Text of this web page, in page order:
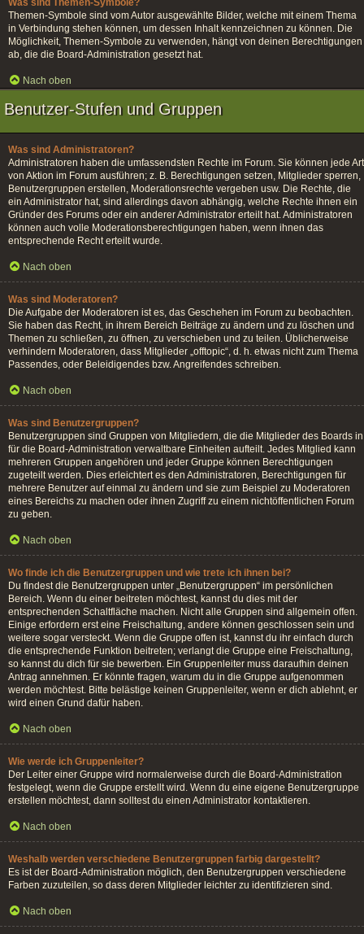
Was sind Themen-Symbole?
Themen-Symbole sind vom Autor ausgewählte Bilder, welche mit einem Thema
in Verbindung stehen können, um dessen Inhalt kennzeichnen zu können. Die
Möglichkeit, Themen-Symbole zu verwenden, hängt von deinen Berechtigungen
ab, die die Board-Administration gesetzt hat.
Nach oben
Benutzer-Stufen und Gruppen
Was sind Administratoren?
Administratoren haben die umfassendsten Rechte im Forum. Sie können jede Art
von Aktion im Forum ausführen; z. B. Berechtigungen setzen, Mitglieder sperren,
Benutzergruppen erstellen, Moderationsrechte vergeben usw. Die Rechte, die
ein Administrator hat, sind allerdings davon abhängig, welche Rechte ihnen ein
Gründer des Forums oder ein anderer Administrator erteilt hat. Administratoren
können auch volle Moderationsberechtigungen haben, wenn ihnen das
entsprechende Recht erteilt wurde.
Nach oben
Was sind Moderatoren?
Die Aufgabe der Moderatoren ist es, das Geschehen im Forum zu beobachten.
Sie haben das Recht, in ihrem Bereich Beiträge zu ändern und zu löschen und
Themen zu schließen, zu öffnen, zu verschieben und zu teilen. Üblicherweise
verhindern Moderatoren, dass Mitglieder „offtopic“, d. h. etwas nicht zum Thema
Passendes, oder Beleidigendes bzw. Angreifendes schreiben.
Nach oben
Was sind Benutzergruppen?
Benutzergruppen sind Gruppen von Mitgliedern, die die Mitglieder des Boards in
für die Board-Administration verwaltbare Einheiten aufteilt. Jedes Mitglied kann
mehreren Gruppen angehören und jeder Gruppe können Berechtigungen
zugeteilt werden. Dies erleichtert es den Administratoren, Berechtigungen für
mehrere Benutzer auf einmal zu ändern und sie zum Beispiel zu Moderatoren
eines Bereichs zu machen oder ihnen Zugriff zu einem nichtöffentlichen Forum
zu geben.
Nach oben
Wo finde ich die Benutzergruppen und wie trete ich ihnen bei?
Du findest die Benutzergruppen unter „Benutzergruppen“ im persönlichen
Bereich. Wenn du einer beitreten möchtest, kannst du dies mit der
entsprechenden Schaltfläche machen. Nicht alle Gruppen sind allgemein offen.
Einige erfordern erst eine Freischaltung, andere können geschlossen sein und
weitere sogar versteckt. Wenn die Gruppe offen ist, kannst du ihr einfach durch
die entsprechende Funktion beitreten; verlangt die Gruppe eine Freischaltung,
so kannst du dich für sie bewerben. Ein Gruppenleiter muss daraufhin deinen
Antrag annehmen. Er könnte fragen, warum du in die Gruppe aufgenommen
werden möchtest. Bitte belästige keinen Gruppenleiter, wenn er dich ablehnt, er
wird einen Grund dafür haben.
Nach oben
Wie werde ich Gruppenleiter?
Der Leiter einer Gruppe wird normalerweise durch die Board-Administration
festgelegt, wenn die Gruppe erstellt wird. Wenn du eine eigene Benutzergruppe
erstellen möchtest, dann solltest du einen Administrator kontaktieren.
Nach oben
Weshalb werden verschiedene Benutzergruppen farbig dargestellt?
Es ist der Board-Administration möglich, den Benutzergruppen verschiedene
Farben zuzuteilen, so dass deren Mitglieder leichter zu identifizieren sind.
Nach oben